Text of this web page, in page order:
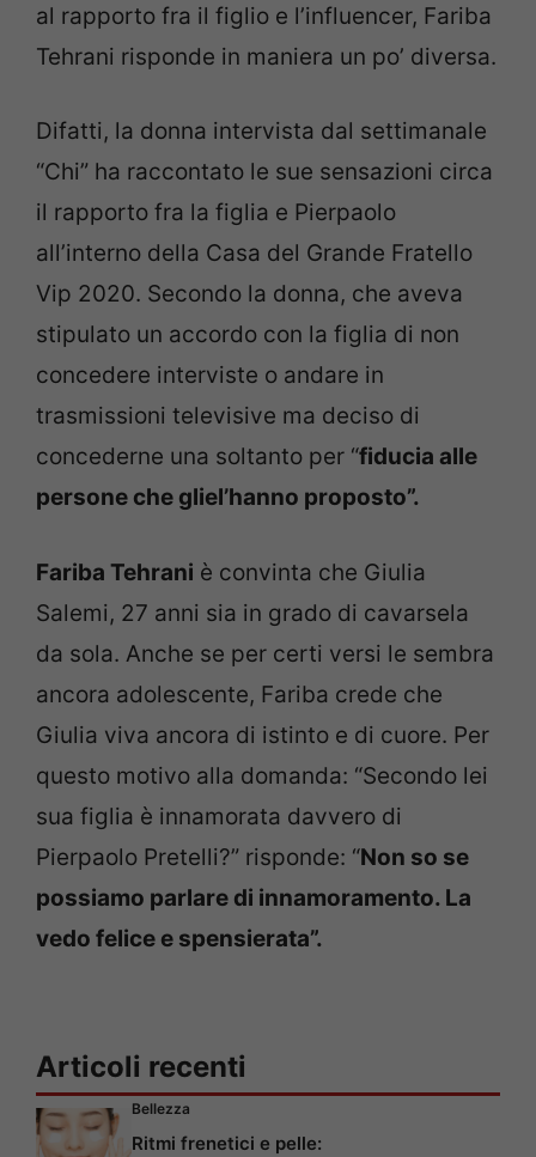
al rapporto fra il figlio e l’influencer, Fariba
Tehrani risponde in maniera un po’ diversa.
Difatti, la donna intervista dal settimanale
“Chi” ha raccontato le sue sensazioni circa
il rapporto fra la figlia e Pierpaolo
all’interno della Casa del Grande Fratello
Vip 2020. Secondo la donna, che aveva
stipulato un accordo con la figlia di non
concedere interviste o andare in
trasmissioni televisive ma deciso di
concederne una soltanto per “fiducia alle
persone che gliel’hanno proposto”.
Fariba Tehrani è convinta che Giulia
Salemi, 27 anni sia in grado di cavarsela
da sola. Anche se per certi versi le sembra
ancora adolescente, Fariba crede che
Giulia viva ancora di istinto e di cuore. Per
questo motivo alla domanda: “Secondo lei
sua figlia è innamorata davvero di
Pierpaolo Pretelli?” risponde: “Non so se
possiamo parlare di innamoramento. La
vedo felice e spensierata”.
Articoli recenti
Bellezza
Ritmi frenetici e pelle: